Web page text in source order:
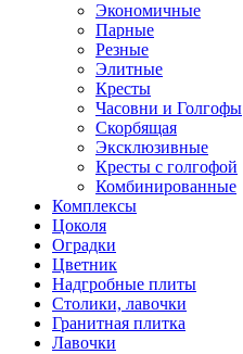
Экономичные
Парные
Резные
Элитные
Кресты
Часовни и Голгофы
Скорбящая
Эксклюзивные
Кресты с голгофой
Комбинированные
Комплексы
Цоколя
Оградки
Цветник
Надгробные плиты
Столики, лавочки
Гранитная плитка
Лавочки